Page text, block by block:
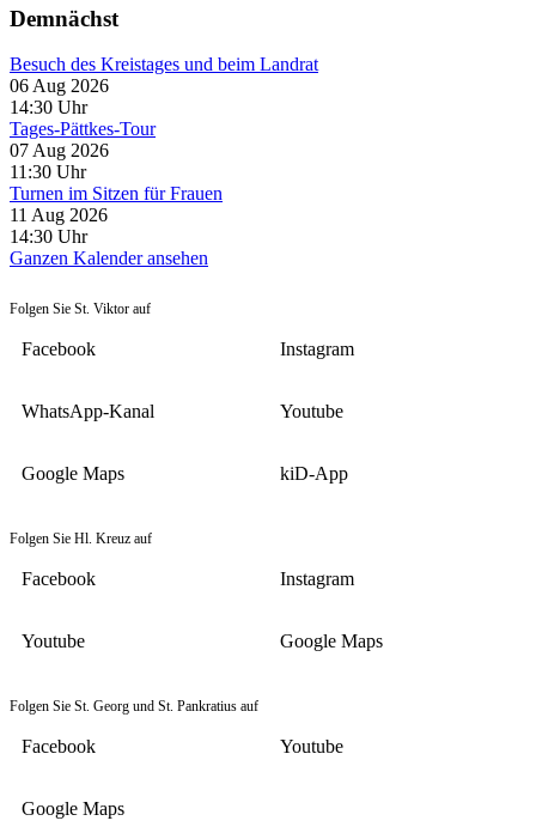
Demnächst
Besuch des Kreistages und beim Landrat
06 Aug 2026
14:30 Uhr
Tages-Pättkes-Tour
07 Aug 2026
11:30 Uhr
Turnen im Sitzen für Frauen
11 Aug 2026
14:30 Uhr
Ganzen Kalender ansehen
Folgen Sie St. Viktor auf
Facebook Instagram
WhatsApp-Kanal Youtube
Google Maps kiD-App
Folgen Sie Hl. Kreuz auf
Facebook Instagram
Youtube Google Maps
Folgen Sie St. Georg und St. Pankratius auf
Facebook Youtube
Google Maps